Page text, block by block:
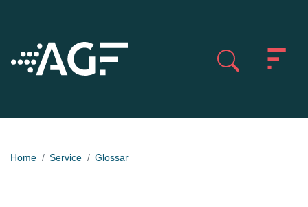
Home Service Glossar